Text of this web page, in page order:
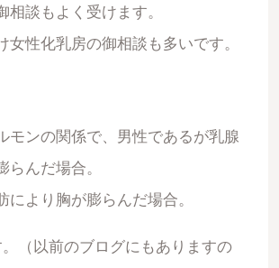
相談もよく受けます。
女性化乳房の御相談も多いです。
ンの関係で、男性であるが乳腺
らんだ場合。
より胸が膨らんだ場合。
（以前のブログにもありますの